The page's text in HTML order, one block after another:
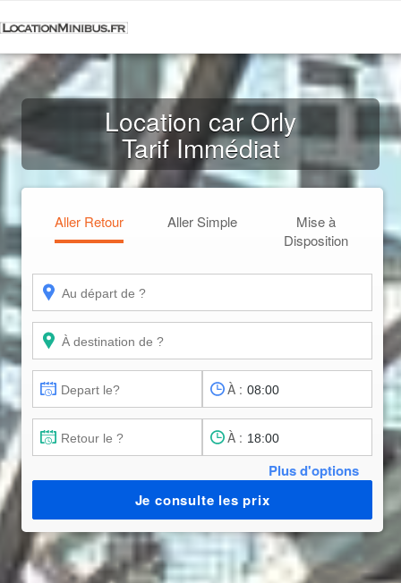
Location car Orly
Tarif Immédiat
Aller Retour Aller Simple
Mise à
Disposition
À :
À :
Plus d'options
Je consulte les prix